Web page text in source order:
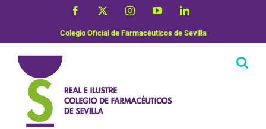
Facebook InstagramYouTubeLinkedIn
Colegio Oficial de Farmacéuticos de Sevilla